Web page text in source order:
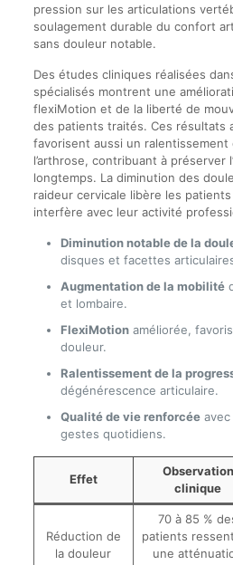
pression sur les articulations
soulagement durable du confort
sans douleur notable.
Des études cliniques réalisées
spécialisés montrent une
flexiMotion et de la liberté de
des patients traités. Ces résultats
favorisent aussi un ralentissement
l’arthrose, contribuant à préserver
longtemps. La diminution des
raideur cervicale libère les
interfère avec leur activité
Diminution notable de la
disques et facettes
Augmentation de la mobilité
et lombaire.
FlexiMotionaméliorée,
douleur.
Ralentissement de la
dégénérescence articulaire.
Qualité de vie renforcéeavec
gestes quotidiens.
Effet
Observation
clinique
Réduction de
la douleur
70 à 85 %
patients
une